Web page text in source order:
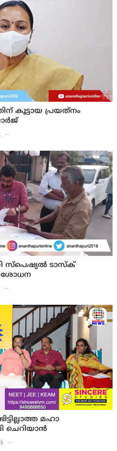
കൂട്ടായ പ്രയത്‌നം
സ്‌പെഷ്യല്‍ ടാസ്‌ക്
മഹാ
ചെറിയാൻ